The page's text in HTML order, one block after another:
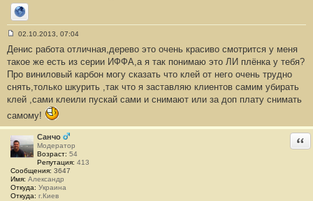
Сайт
о
б
щ
н
и
#
02.10.2013, 07:04
Денис работа отличная,дерево это очень красиво смотрится у меня
такое же есть из серии ИФФА,а я так понимаю это ЛИ плёнка у тебя?
Про виниловый карбон могу сказать что клей от него очень трудно
снять,только шкурить ,так что я заставляю клиентов самим убирать
клей ,сами клеили пускай сами и снимают или за доп плату снимать
самому!
Санчо
Модератор
Возраст: 54
Репутация: 413
Сообщения: 3647
Имя: Александр
Откуда: Украина
Откуда: г.Киев